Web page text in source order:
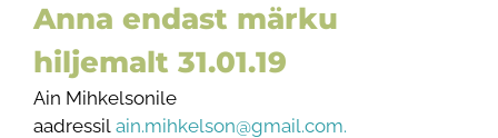
Anna endast märku
hiljemalt 31.01.19
Ain Mihkelsonile
aadressil ain.mihkelson@gmail.com.